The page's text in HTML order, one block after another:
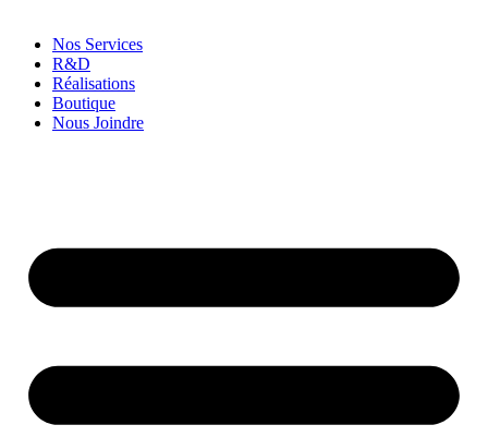
Nos Services
R&D
Réalisations
Boutique
Nous Joindre